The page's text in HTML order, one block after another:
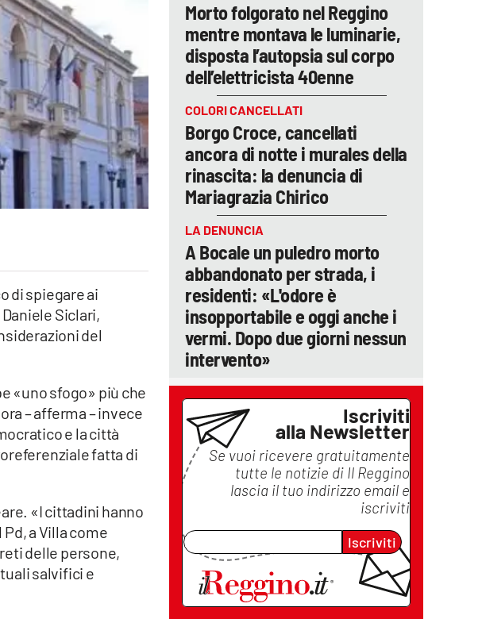
di spiegare ai
Siclari,
del
«uno sfogo» più che
– afferma – invece
e la città
fatta di
«I cittadini hanno
a Villa come
delle persone,
salvifici e
Morto folgorato nel Reggino
mentre montava le luminarie,
disposta l’autopsia sul corpo
dell’elettricista 40enne
COLORI CANCELLATI
Borgo Croce, cancellati
ancora di notte i murales della
rinascita: la denuncia di
Mariagrazia Chirico
LA DENUNCIA
A Bocale un puledro morto
abbandonato per strada, i
residenti: «L'odore è
insopportabile e oggi anche i
vermi. Dopo due giorni nessun
intervento»
Iscriviti
alla Newsletter
Se vuoi ricevere gratuitamente
tutte le notizie di Il Reggino
lascia il tuo indirizzo email e
iscriviti
Iscriviti